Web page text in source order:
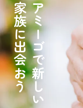
アミーゴで新しい
家族に出会おう